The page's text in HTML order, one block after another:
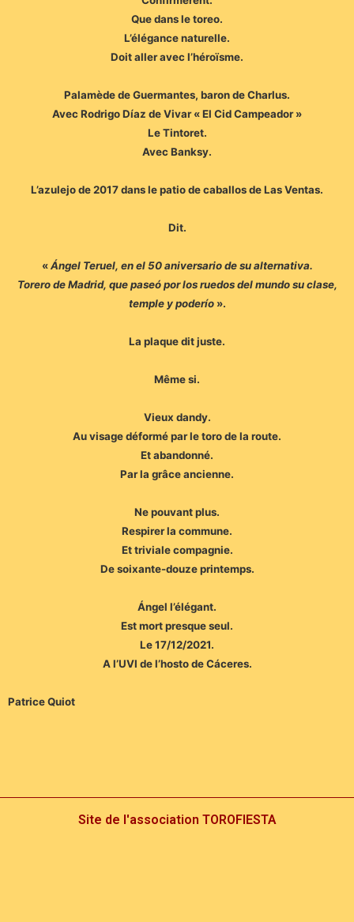
Que dans le toreo.
L’élégance naturelle.
Doit aller avec l’héroïsme.
Palamède de Guermantes, baron de Charlus.
Avec Rodrigo Díaz de Vivar « El Cid Campeador »
Le Tintoret.
Avec Banksy.
L’azulejo de 2017 dans le patio de caballos de Las Ventas.
Dit.
«Ángel Teruel, en el 50 aniversario de su alternativa.
Torero de Madrid, que paseó por los ruedos del mundo su clase,
temple y poderío».
La plaque dit juste.
Même si.
Vieux dandy.
Au visage déformé par le toro de la route.
Et abandonné.
Par la grâce ancienne.
Ne pouvant plus.
Respirer la commune.
Et triviale compagnie.
De soixante-douze printemps.
Ángel l’élégant.
Est mort presque seul.
Le 17/12/2021.
A l’UVI de l’hosto de Cáceres.
Patrice Quiot
Site de l'association TOROFIESTA